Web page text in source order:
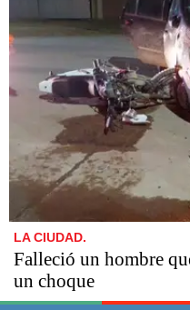
LA CIUDAD.
Falleció un hombre
un choque